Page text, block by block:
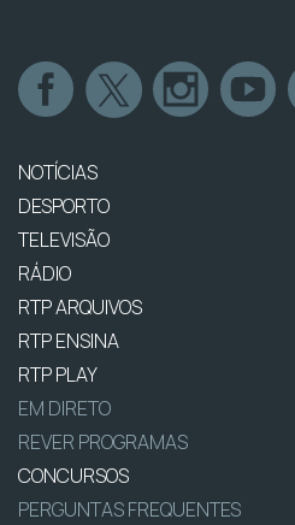
NOTÍCIAS
DESPORTO
TELEVISÃO
RÁDIO
RTP ARQUIVOS
RTP ENSINA
RTP PLAY
EM DIRETO
REVER PROGRAMAS
CONCURSOS
PERGUNTAS FREQUENTES